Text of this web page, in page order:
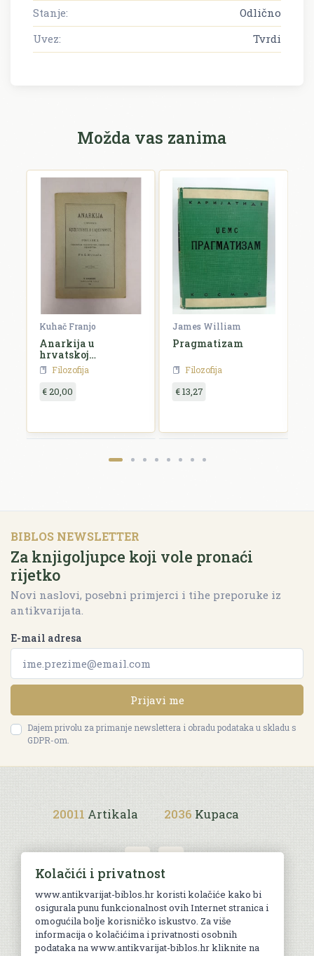
Stanje:
Odlično
Uvez:
Tvrdi
Možda vas zanima
Kuhač Franjo
Anarkija u
hrvatskoj
književnosti i
umjetnosti
Filozofija
€ 20,00
James William
Pragmatizam
Filozofija
€ 13,27
BIBLOS NEWSLETTER
Za knjigoljupce koji vole pronaći
rijetko
Novi naslovi, posebni primjerci i tihe preporuke iz
antikvarijata.
E-mail adresa
Prijavi me
Dajem privolu za primanje newslettera i obradu podataka u skladu s
GDPR-om.
20011 Artikala 2036 Kupaca
Uvjeti kupnje
Kolačići i privatnost
www.antikvarijat-biblos.hr koristi kolačiće kako bi
osigurala punu funkcionalnost ovih Internet stranica i
omogućila bolje korisničko iskustvo. Za više
informacija o kolačićima i privatnosti osobnih
podataka na www.antikvarijat-biblos.hr kliknite na